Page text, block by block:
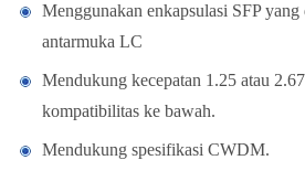
Menggunakan enkapsulasi SFP
antarmuka LC
Mendukung kecepatan 1.25 atau
kompatibilitas ke bawah.
Mendukung spesifikasi CWDM.